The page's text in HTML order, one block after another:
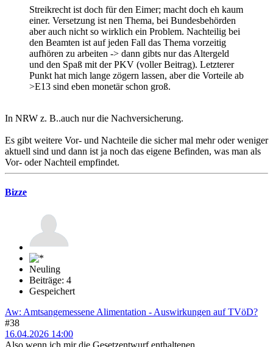
Streikrecht ist doch für den Eimer; macht doch eh kaum
einer. Versetzung ist nen Thema, bei Bundesbehörden
aber auch nicht so wirklich ein Problem. Nachteilig bei
den Beamten ist auf jeden Fall das Thema vorzeitig
aufhören zu arbeiten -> dann gibts nur das Altergeld
und den Spaß mit der PKV (voller Beitrag). Letzterer
Punkt hat mich lange zögern lassen, aber die Vorteile ab
>E13 sind eben monetär schon groß.
In NRW z. B..auch nur die Nachversicherung.
Es gibt weitere Vor- und Nachteile die sicher mal mehr oder weniger
aktuell sind und dann ist ja noch das eigene Befinden, was man als
Vor- oder Nachteil empfindet.
Bizze
Neuling
Beiträge: 4
Gespeichert
Aw: Amtsangemessene Alimentation - Auswirkungen auf TVöD?
#38
16.04.2026 14:00